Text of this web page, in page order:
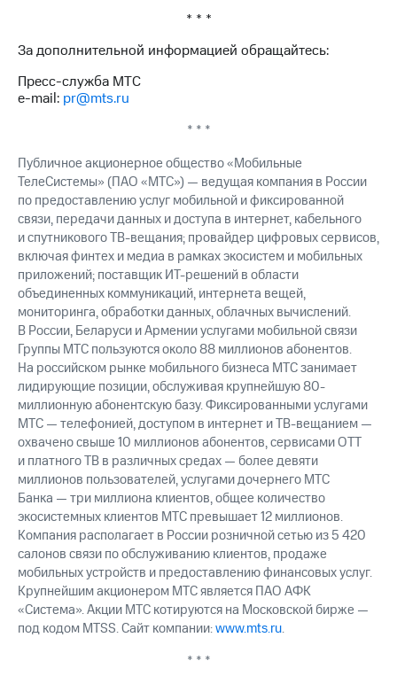
* * *
За дополнительной информацией обращайтесь:
Пресс-служба МТС
e-mail: pr@mts.ru
* * *
Публичное акционерное общество «Мобильные
ТелеСистемы» (ПАО «МТС») — ведущая компания в России
по предоставлению услуг мобильной и фиксированной
связи, передачи данных и доступа в интернет, кабельного
и спутникового ТВ-вещания; провайдер цифровых сервисов,
включая финтех и медиа в рамках экосистем и мобильных
приложений; поставщик ИТ-решений в области
объединенных коммуникаций, интернета вещей,
мониторинга, обработки данных, облачных вычислений.
В России, Беларуси и Армении услугами мобильной связи
Группы МТС пользуются около 88 миллионов абонентов.
На российском рынке мобильного бизнеса МТС занимает
лидирующие позиции, обслуживая крупнейшую 80-
миллионную абонентскую базу. Фиксированными услугами
МТС — телефонией, доступом в интернет и ТВ-вещанием —
охвачено свыше 10 миллионов абонентов, сервисами OTT
и платного ТВ в различных средах — более девяти
миллионов пользователей, услугами дочернего МТС
Банка — три миллиона клиентов, общее количество
экосистемных клиентов МТС превышает 12 миллионов.
Компания располагает в России розничной сетью из 5 420
салонов связи по обслуживанию клиентов, продаже
мобильных устройств и предоставлению финансовых услуг.
Крупнейшим акционером МТС является ПАО АФК
«Система». Акции МТС котируются на Московской бирже —
под кодом MTSS. Сайт компании:www.mts.ru.
* * *